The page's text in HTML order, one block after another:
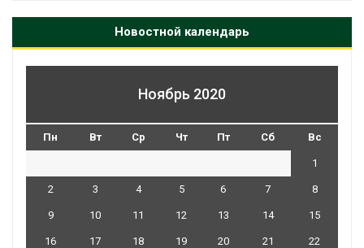
Новостной календарь
Ноябрь 2020
Пн Вт Ср Чт Пт Сб Вс
1
2 3 4 5 6 7 8
9 10 11 12 13 14 15
16 17 18 19 20 21 22